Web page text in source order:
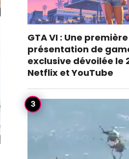
GTA VI : Une première
présentation de
exclusive dévoilée le
Netflix et YouTube